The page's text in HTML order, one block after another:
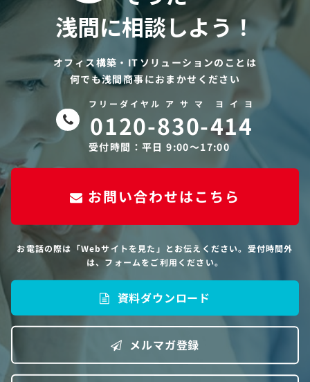
浅間に相談しよう！
オフィス構築・ITソリューションのことは
何でも浅間商事におまかせください
フリーダイヤル ア サ マ ヨ イ ヨ
0120-830-414
受付時間：平日 9:00〜17:00
お問い合わせはこちら
お電話の際は「Webサイトを見た」とお伝えください。受付時間外
は、フォームをご利用ください。
資料ダウンロード
メルマガ登録